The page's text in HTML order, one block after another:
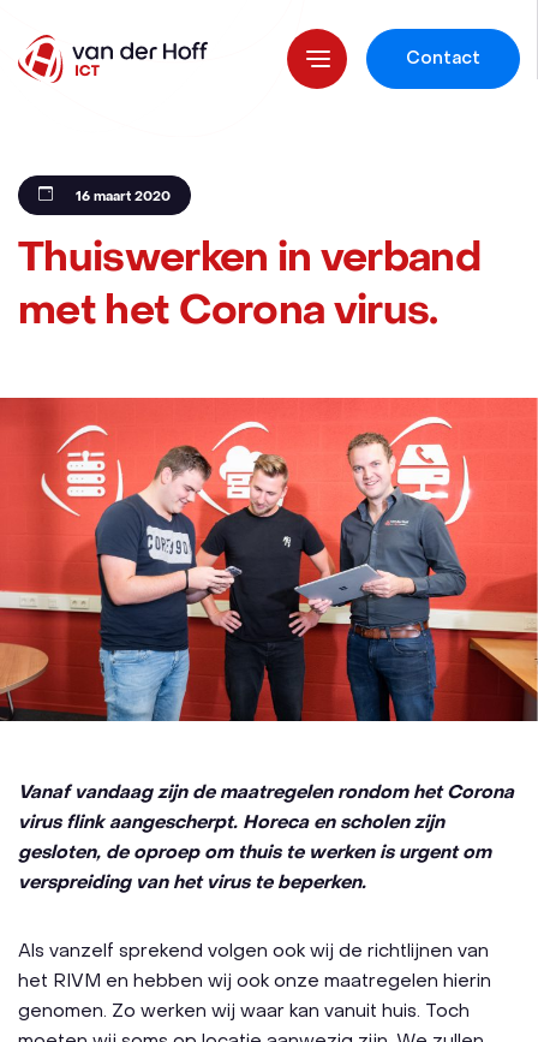
Contact
16 maart 2020
Thuiswerken in verband
met het Corona virus.
Vanaf vandaag zijn de maatregelen rondom het Corona
virus flink aangescherpt. Horeca en scholen zijn
gesloten, de oproep om thuis te werken is urgent om
verspreiding van het virus te beperken.
Als vanzelf sprekend volgen ook wij de richtlijnen van
het RIVM en hebben wij ook onze maatregelen hierin
genomen. Zo werken wij waar kan vanuit huis. Toch